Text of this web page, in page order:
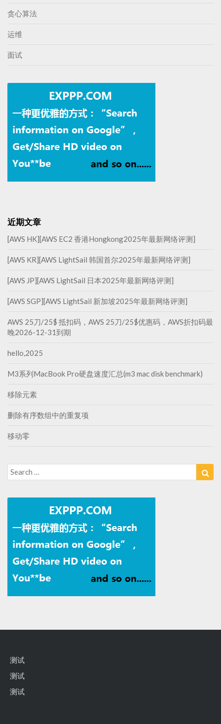
贪心算法
运维
面试
近期文章
[AWS HK][AWS EC2 香港Hongkong2025年最新网络评测]
[AWS KR][AWS LightSail 韩国首尔2025年最新网络评测]
[AWS JP][AWS LightSail 日本2025年最新网络评测]
[AWS SGP][AWS LightSail 新加坡2025年最新网络评测]
AWS 25刀/25$ 抵扣码，AWS 25刀/25$优惠码，AWS折扣码最
晚2026-12-31到期
hello,2025
M3系列MacBook Pro硬盘速度汇总(m3 mac disk benchmark)
移除元素
删除有序数组中的重复项
移动零
Search
for:
测试
测试
测试